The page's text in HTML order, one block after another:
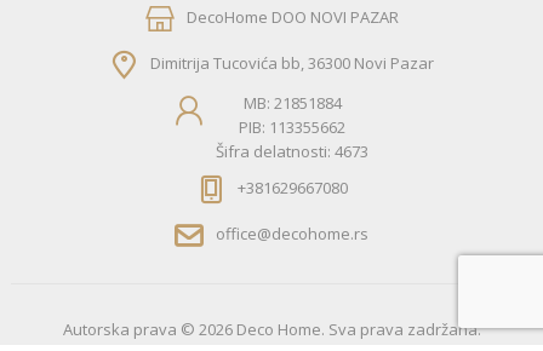
DecoHome DOO NOVI PAZAR
Dimitrija Tucovića bb, 36300 Novi Pazar
MB: 21851884
PIB: 113355662
Šifra delatnosti: 4673
+381629667080
office@decohome.rs
Autorska prava © 2026 Deco Home. Sva prava zadržana.